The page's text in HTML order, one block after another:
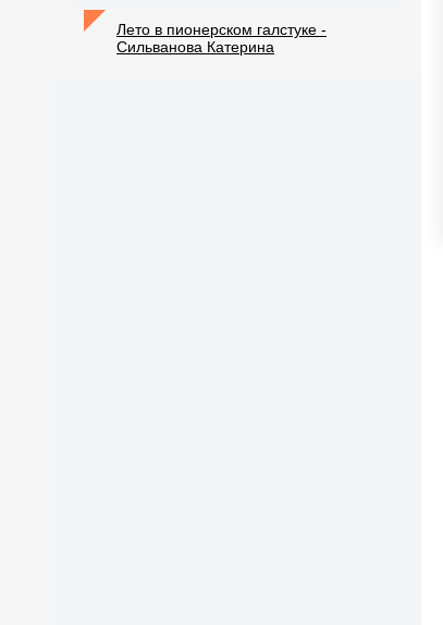
Лето в пионерском галстуке -
Сильванова Катерина